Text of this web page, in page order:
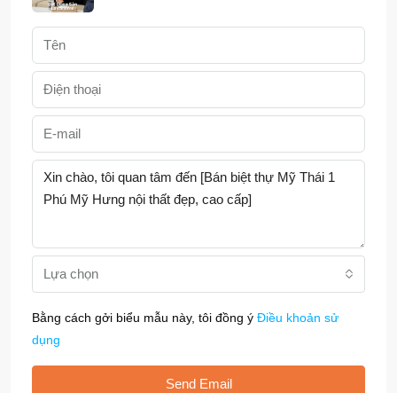
Lựa chọn
Bằng cách gởi biểu mẫu này, tôi đồng ý Điều khoản sử
dụng
Send Email